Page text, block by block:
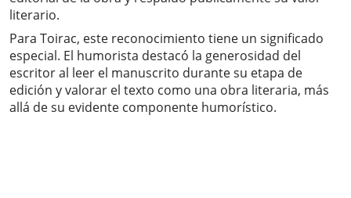
literario.
Para Toirac, este reconocimiento tiene un significado
especial. El humorista destacó la generosidad del
escritor al leer el manuscrito durante su etapa de
edición y valorar el texto como una obra literaria, más
allá de su evidente componente humorístico.